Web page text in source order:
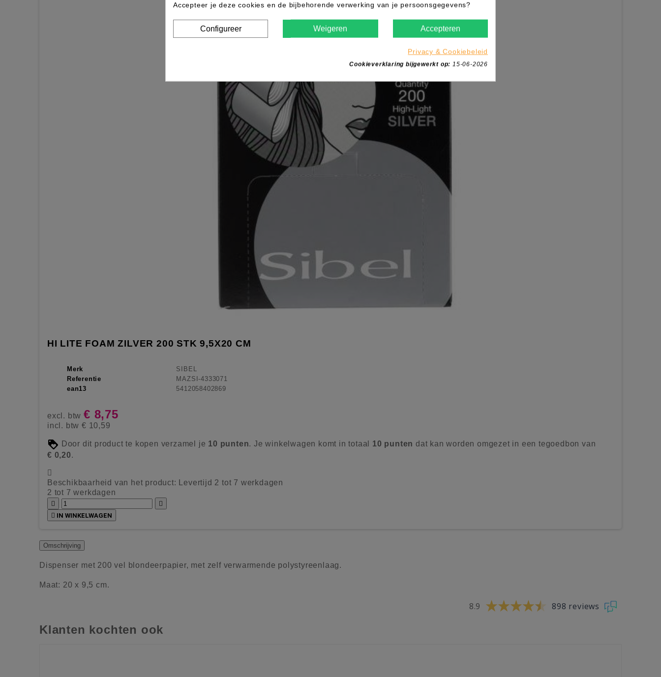
HI LITE FOAM ZILVER 200 STK 9,5X20 CM
Merk
SIBEL
Referentie
MAZSI-4333071
ean13
5412058402869
excl. btw € 8,75
incl. btw € 10,59
Door dit product te kopen verzamel je 10 punten. Je winkelwagen komt in totaal 10 punten dat kan worden omgezet in een tegoedbon van
€ 0,20.

Beschikbaarheid van het product:
Levertijd 2 tot 7 werkdagen
2 tot 7 werkdagen


 IN WINKELWAGEN
Omschrijving
Dispenser met 200 vel blondeerpapier, met zelf verwarmende polystyreenlaag.
Maat: 20 x 9,5 cm.
8.9 898 reviews
Klanten kochten ook
Accepteer je deze cookies en de bijbehorende verwerking van je persoonsgegevens?
Configureer Weigeren Accepteren
Privacy & Cookiebeleid
Cookieverklaring bijgewerkt op: 15-06-2026